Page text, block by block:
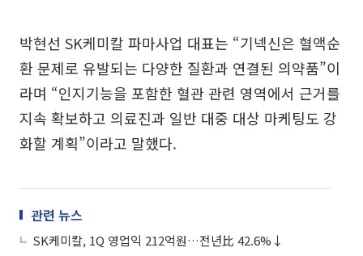
박현선 SK케미칼 파마사업 대표는 “기넥신은 혈액순
환 문제로 유발되는 다양한 질환과 연결된 의약품”이
라며 “인지기능을 포함한 혈관 관련 영역에서 근거를
지속 확보하고 의료진과 일반 대중 대상 마케팅도 강
화할 계획”이라고 말했다.
관련 뉴스
SK케미칼, 1Q 영업익 212억원…전년比 42.6%↓